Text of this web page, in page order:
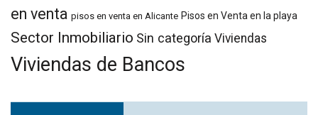
en venta pisos en venta en Alicante Pisos en Venta en la playa
Sector Inmobiliario Sin categoría Viviendas
Viviendas de Bancos